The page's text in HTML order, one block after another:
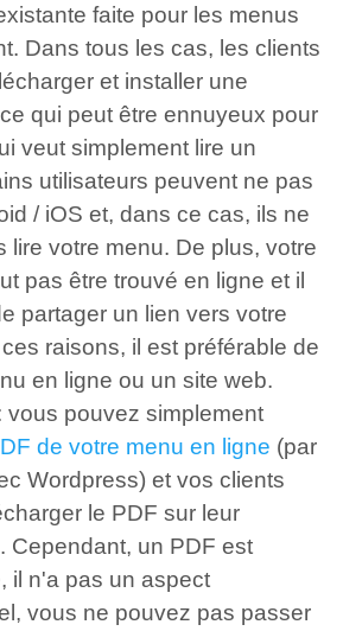
faite pour les menus
Dans tous les cas, les clients
et installer une
qui peut être ennuyeux pour
veut simplement lire un
utilisateurs peuvent ne pas
/ iOS et, dans ce cas, ils ne
lire votre menu. De plus, votre
pas être trouvé en ligne et il
partager un lien vers votre
raisons, il est préférable de
en ligne ou un site web.
vous pouvez simplement
de votre menu en ligne (par
Wordpress) et vos clients
le PDF sur leur
Cependant, un PDF est
il n'a pas un aspect
vous ne pouvez pas passer